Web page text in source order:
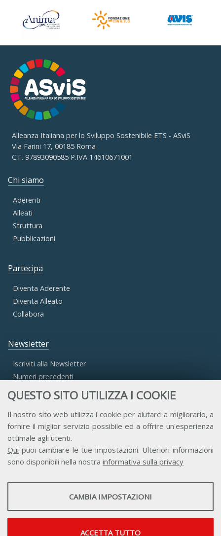
QUESTO SITO UTILIZZA I COOKIE
Il nostro sito web utilizza i cookie per aiutarci a migliorarlo, a
fornire il miglior servizio possibile ed a offrire un'esperienza
ottimale agli utenti.
Qui puoi cambiare le tue impostazioni. Ulteriori informazioni
sono disponibili nella nostra informativa sulla privacy
STATISTICHE
Mostra maggiori informazioni
CAMBIA IMPOSTAZIONI
ACCETTA TUTTO
Alleanza Italiana per lo Sviluppo Sostenibile ETS - ASviS
Via Farini 17, 00185 Roma
C.F. 97893090585 P.IVA 14610671001
Chi siamo
Aderenti
Alleati
Struttura
Pubblicazioni
Partecipa
Diventa Aderente
Diventa Alleato
Collabora
Newsletter
Iscriviti alla Newsletter
Numeri precedenti
Accesso Aderenti
Accesso Consulta
Accesso Team
Contatti Privacy Trasparenza Credits